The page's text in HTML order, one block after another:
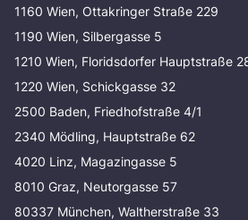
1160 Wien, Ottakringer Straße 229
1190 Wien, Silbergasse 5
1210 Wien, Floridsdorfer Hauptstraße
1220 Wien, Schickgasse 32
2500 Baden, Friedhofstraße 4/1
2340 Mödling, Hauptstraße 62
4020 Linz, Magazingasse 5
8010 Graz, Neutorgasse 57
80337 München, Waltherstraße 33